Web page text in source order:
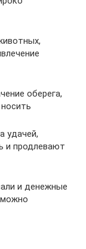
оберега,
удачей,
и продлевают
и денежные
можно